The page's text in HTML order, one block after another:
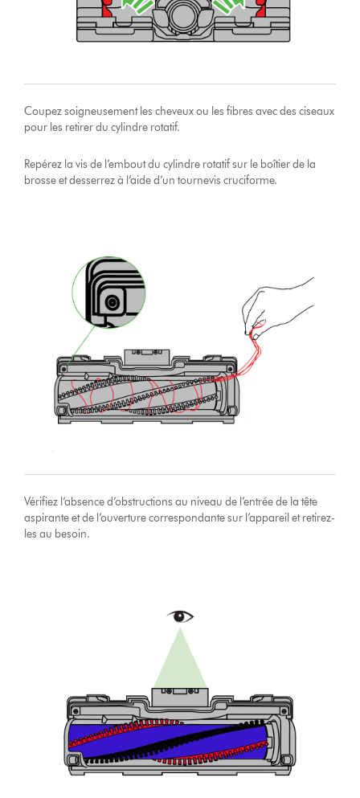
Coupez soigneusement les cheveux ou les fibres avec des ciseaux
pour les retirer du cylindre rotatif.
Repérez la vis de l’embout du cylindre rotatif sur le boîtier de la
brosse et desserrez à l’aide d’un tournevis cruciforme.
Vérifiez l’absence d’obstructions au niveau de l’entrée de la tête
aspirante et de l’ouverture correspondante sur l’appareil et retirez-
les au besoin.